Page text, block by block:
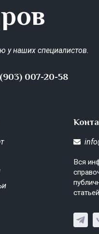
у наших специалистов.
007-20-58
Вся